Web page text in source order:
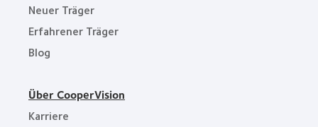
Neuer Träger
Erfahrener Träger
Blog
Über CooperVision
Karriere